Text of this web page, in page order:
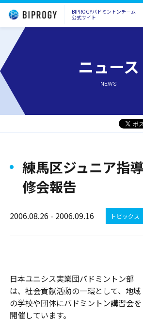
BIPROGYバドミントンチーム
公式サイト
ニュース
NEWS
練馬区ジュニア指
修会報告
2006.08.26 - 2006.09.16 トピックス
日本ユニシス実業団バドミントン部
は、社会貢献活動の一環として、地域
の学校や団体にバドミントン講習会を
開催しています。